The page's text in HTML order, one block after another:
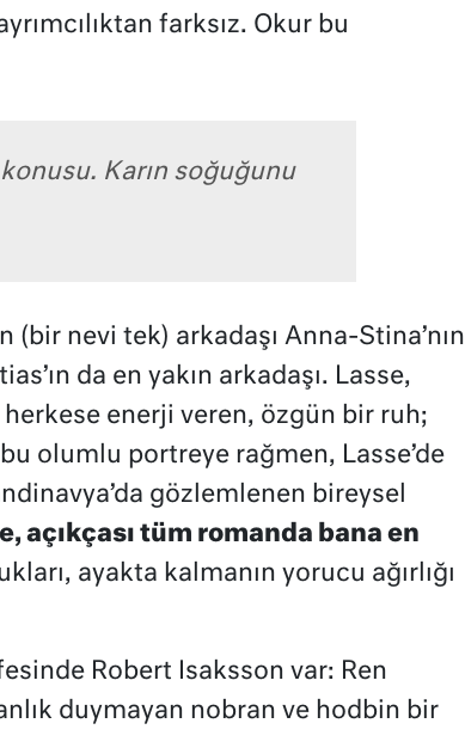
farksız. Okur bu
Karın soğuğunu
(bir nevi tek) arkadaşı Anna-Stina’nın
da en yakın arkadaşı. Lasse,
enerji veren, özgün bir ruh;
olumlu portreye rağmen, Lasse’de
gözlemlenen bireysel
açıkçası tüm romanda bana en
ayakta kalmanın yorucu ağırlığı
Robert Isaksson var: Ren
duymayan nobran ve hodbin bir